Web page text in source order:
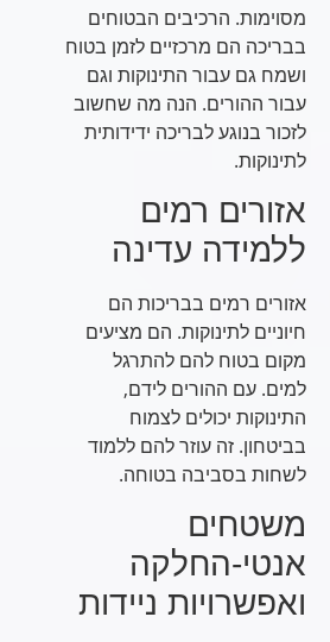
מסוימות. הרכיבים הבטוחים
בבריכה הם מרכזיים לזמן בטוח
ושמח גם עבור התינוקות וגם
עבור ההורים. הנה מה שחשוב
לזכור בנוגע לבריכה ידידותית
לתינוקות.
אזורים רמים
ללמידה עדינה
אזורים רמים בבריכות הם
חיוניים לתינוקות. הם מציעים
מקום בטוח להם להתרגל
למים. עם ההורים לידם,
התינוקות יכולים לצמוח
בביטחון. זה עוזר להם ללמוד
לשחות בסביבה בטוחה.
משטחים
אנטי-החלקה
ואפשרויות ניידות